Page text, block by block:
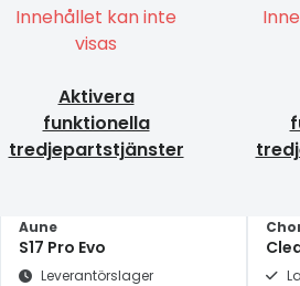
Innehållet kan inte
visas
Aktivera
funktionella
tredjepartstjänster
Aune
S17 Pro Evo
Leverantörslager